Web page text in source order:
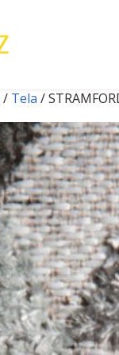
/ Tela /